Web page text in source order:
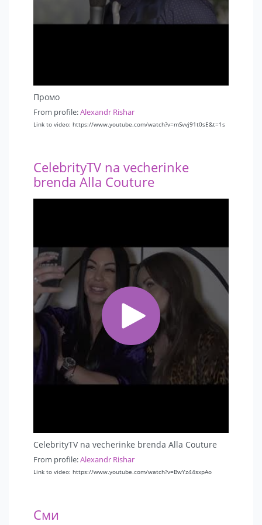
💣Сайт vedushiyspb.com
📞Звоните: +7 931 580 19 39
Промо
From profile:Alexandr Rishar
Link to video: https://www.youtube.com/watch?v=mSvvj91t0sE&t=1s
CelebrityTV na vecherinke
brenda Alla Couture
CelebrityTV na vecherinke brenda Alla Couture
From profile:Alexandr Rishar
Link to video: https://www.youtube.com/watch?v=BwYz44sxpAo
Сми